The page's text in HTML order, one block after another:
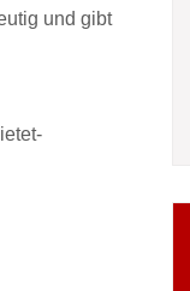
und gibt